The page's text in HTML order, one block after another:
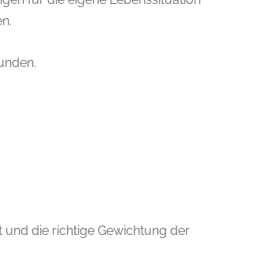
die richtige Gewichtung der